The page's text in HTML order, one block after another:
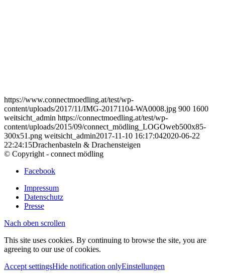
https://www.connectmoedling.at/test/wp-
content/uploads/2017/11/IMG-20171104-WA0008.jpg 900 1600
weitsicht_admin https://connectmoedling.at/test/wp-
content/uploads/2015/09/connect_mödling_LOGOweb500x85-
300x51.png weitsicht_admin2017-11-10 16:17:042020-06-22
22:24:15Drachenbasteln & Drachensteigen
© Copyright - connect mödling
Facebook
Impressum
Datenschutz
Presse
Nach oben scrollen
This site uses cookies. By continuing to browse the site, you are
agreeing to our use of cookies.
Accept settingsHide notification onlyEinstellungen